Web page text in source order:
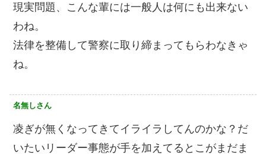
現実問題、こんな輩には一般人は何にも出来ない
わね。
法律を整備して警察に取り締まってもらわなきゃ
ね。
名無しさん
凌ぎが無くなってきてイライラしてんのかな？だ
いたいリーダー事態が手を加えてるとこがまだま